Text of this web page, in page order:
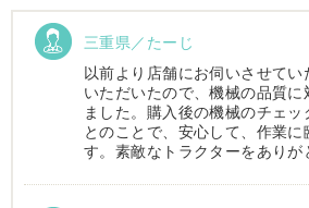
三重県／たーじ
以前より店舗にお伺いさせて
いただいたので、機械の品質に
ました。購入後の機械のチェッ
とのことで、安心して、作業に
す。素敵なトラクターをありが